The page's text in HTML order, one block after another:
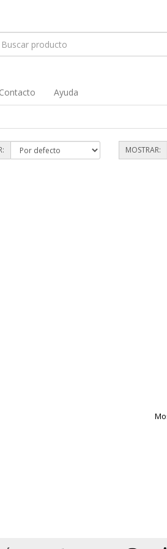
Contacto Ayuda
MOSTRAR: